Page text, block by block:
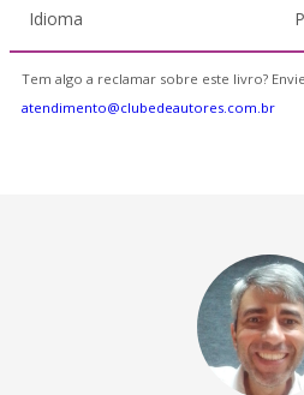
Idioma
Tem algo a reclamar sobre este livro?
atendimento@clubedeautores.com.br